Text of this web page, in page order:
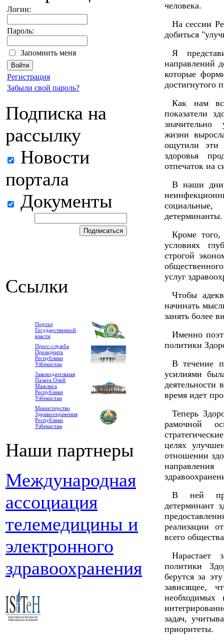
Логин:
Пароль:
Запомнить меня
Регистрация
Забыли свой пароль?
Подписка на
рассылку
Новости
портала
Документы
Ссылки
Портал
Государственной
власти
Пресс-служба
Президента
Республики
Узбекистан
Законодательная
Палата Олий
Мажлиса
Республики
Узбекистан
Министерство
Здравоохранения
Республики
Узбекистан
Наши партнеры
Международная
ассоциация
телемедицины и
электронного
здравоохранения
человека.
На сессии
добиться
Я
направлений
которые
достигнутого
Как нам
показатели
значительно
жизни
ощутили эти
здоровья
отпечаток на
В наши дни
детерминанты.
Кроме
условиях
строгой
услуг
Чтобы
начинать
занять более
Именно
политики
В течение
усилиями
деятельности
время идет
Теперь
рамочной
целях
отношении
В ней
детерминант
реализации
всего
Нарастает
политики
берутся за
зависящее,
необходимых
задач,
приоритеты.